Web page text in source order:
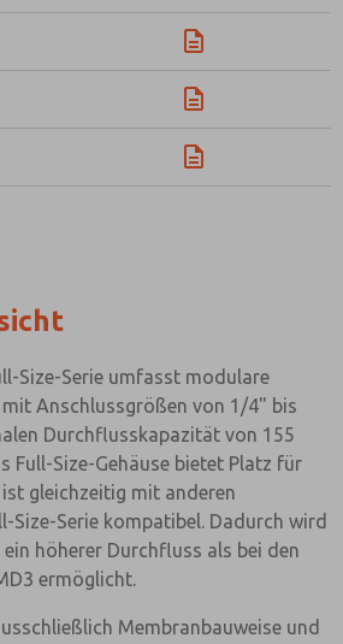
Size-Serie umfasst modulare
Anschlussgrößen von 1/4" bis
Durchflusskapazität von 155
Full-Size-Gehäuse bietet Platz für
gleichzeitig mit anderen
Size-Serie kompatibel. Dadurch wird
höherer Durchfluss als bei den
ermöglicht.
Membranbauweise und